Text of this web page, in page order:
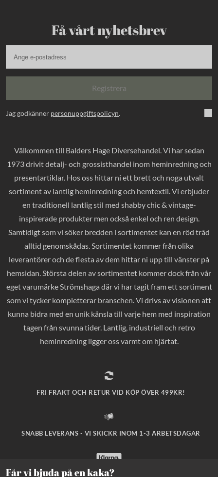
Få vårt nyhetsbrev
Registrera
Jag godkänner personuppgiftspolicyn.
Välkommen till Balders Hage Diversehandel. Vi har sedan
1973 drivit detalj- och grossisthandel inom heminredning och
presentartiklar. Hos oss hittar ni ett brett och noga utvalt
sortiment av lantlig heminredning och hemtextil. Vi erbjuder
en traditionell lantlig stil med shabby chic & vintage-
inspirerade produkter men också enkel och ren design.
Samtidigt som vi söker bredden i sortimentet kan en röd tråd
alltid genomskådas. Sortimentet kommer från olika
leverantörer och de flesta av dem hittar ni upp till vänster på
hemsidan. Största delen av sortimentet kommer dock från vår
eget varumärke Strömshaga där vi har tagit fram ett sortiment
som vi tycker kompletterar branschen. Vi drivs av visionen att
kunna bidra med en unik känsla till varje hem med inspiration
tagen från svunna tider. Lantlig, industriell och retro
heminredning ligger oss varmt om hjärtat.
FRI FRAKT OCH RETUR VID KÖP ÖVER 499KR!
SNABB LEVERANS - VI SKICKR INOM 1-3 ARBETSDAGAR
SÄKRA BETALNINGAR MED KLARNA CHECKOUT!
Får vi bjuda på en kaka?